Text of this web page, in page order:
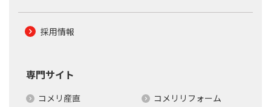
採用情報
専門サイト
コメリ産直 コメリリフォーム